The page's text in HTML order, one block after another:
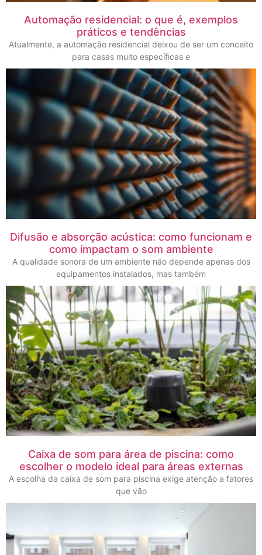
Automação residencial: o que é, exemplos
práticos e tendências
Atualmente, a automação residencial deixou de ser um conceito
para casas muito específicas e
Difusão e absorção acústica: como funcionam e
como impactam o som ambiente
A qualidade sonora de um ambiente não depende apenas dos
equipamentos instalados, mas também
Caixa de som para área de piscina: como
escolher o modelo ideal para áreas externas
A escolha da caixa de som para piscina exige atenção a fatores
que vão